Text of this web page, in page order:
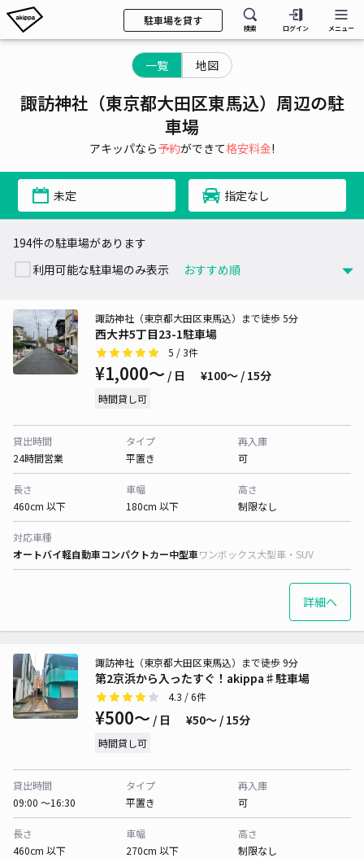
駐車場を貸す
検索 ログイン メニュー
一覧 地図
諏訪神社（東京都大田区東馬込）周辺の駐
車場
アキッパなら予約ができて格安料金!
未定 指定なし
194件の駐車場があります
利用可能な駐車場のみ表示
西大井5丁目23-1駐車場
諏訪神社（東京都大田区東馬込）まで徒歩 5分
5 / 3件
¥1,000〜 / 日 ¥100〜 / 15分
時間貸し可
貸出時間
24時間営業
タイプ
平置き
再入庫
可
長さ
460cm 以下
車幅
180cm 以下
高さ
制限なし
対応車種
オートバイ軽自動車コンパクトカー中型車ワンボックス大型車・SUV
詳細へ
第2京浜から入ったすぐ！akippa♯駐車場
諏訪神社（東京都大田区東馬込）まで徒歩 9分
4.3 / 6件
¥500〜 / 日 ¥50〜 / 15分
時間貸し可
貸出時間
09:00 〜16:30
タイプ
平置き
再入庫
可
長さ
460cm 以下
車幅
270cm 以下
高さ
制限なし